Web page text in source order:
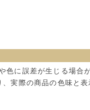
色に誤差が生じる場
実際の商品の色味と